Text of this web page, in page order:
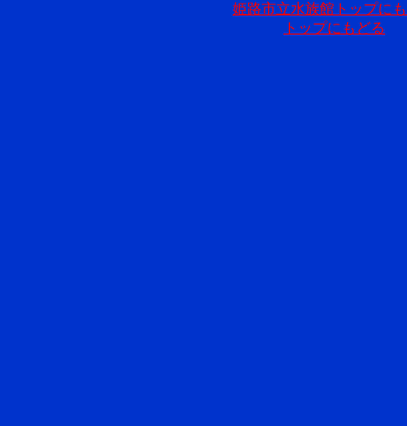
姫路市立水族館トップに
トップにもどる